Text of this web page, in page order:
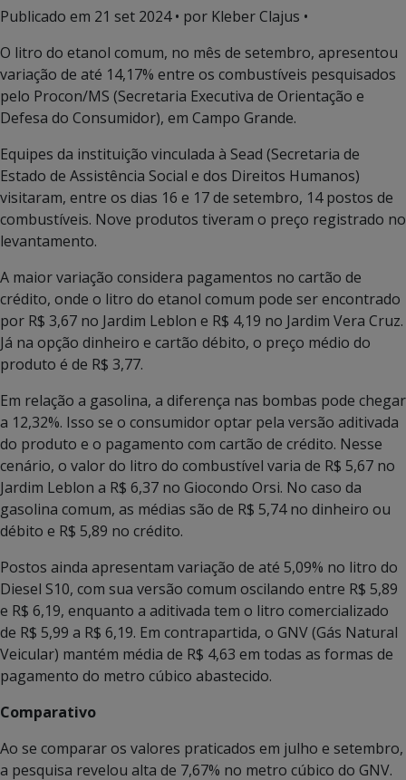
Publicado em 21 set 2024• por Kleber Clajus •
O litro do etanol comum, no mês de setembro, apresentou
variação de até 14,17% entre os combustíveis pesquisados
pelo Procon/MS (Secretaria Executiva de Orientação e
Defesa do Consumidor), em Campo Grande.
Equipes da instituição vinculada à Sead (Secretaria de
Estado de Assistência Social e dos Direitos Humanos)
visitaram, entre os dias 16 e 17 de setembro, 14 postos de
combustíveis. Nove produtos tiveram o preço registrado no
levantamento.
A maior variação considera pagamentos no cartão de
crédito, onde o litro do etanol comum pode ser encontrado
por R$ 3,67 no Jardim Leblon e R$ 4,19 no Jardim Vera Cruz.
Já na opção dinheiro e cartão débito, o preço médio do
produto é de R$ 3,77.
Em relação a gasolina, a diferença nas bombas pode chegar
a 12,32%. Isso se o consumidor optar pela versão aditivada
do produto e o pagamento com cartão de crédito. Nesse
cenário, o valor do litro do combustível varia de R$ 5,67 no
Jardim Leblon a R$ 6,37 no Giocondo Orsi. No caso da
gasolina comum, as médias são de R$ 5,74 no dinheiro ou
débito e R$ 5,89 no crédito.
Postos ainda apresentam variação de até 5,09% no litro do
Diesel S10, com sua versão comum oscilando entre R$ 5,89
e R$ 6,19, enquanto a aditivada tem o litro comercializado
de R$ 5,99 a R$ 6,19. Em contrapartida, o GNV (Gás Natural
Veicular) mantém média de R$ 4,63 em todas as formas de
pagamento do metro cúbico abastecido.
Comparativo
Ao se comparar os valores praticados em julho e setembro,
a pesquisa revelou alta de 7,67% no metro cúbico do GNV.